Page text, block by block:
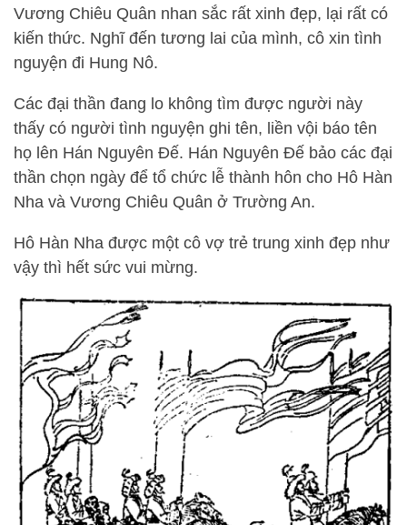
Vương Chiêu Quân nhan sắc rất xinh đẹp, lại rất có
kiến thức. Nghĩ đến tương lai của mình, cô xin tình
nguyện đi Hung Nô.
Các đại thần đang lo không tìm được người này
thấy có người tình nguyện ghi tên, liền vội báo tên
họ lên Hán Nguyên Đế. Hán Nguyên Đế bảo các đại
thần chọn ngày để tổ chức lễ thành hôn cho Hô Hàn
Nha và Vương Chiêu Quân ở Trường An.
Hô Hàn Nha được một cô vợ trẻ trung xinh đẹp như
vậy thì hết sức vui mừng.